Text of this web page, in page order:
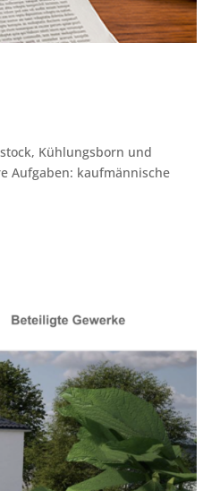
Kühlungsborn und
Aufgaben: kaufmännische